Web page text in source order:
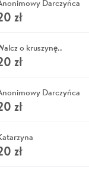
Darczyńca
zł
o kruszynę..
zł
Darczyńca
zł
zł